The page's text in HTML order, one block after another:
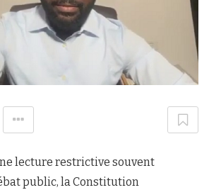
lecture restrictive souvent
public, la Constitution